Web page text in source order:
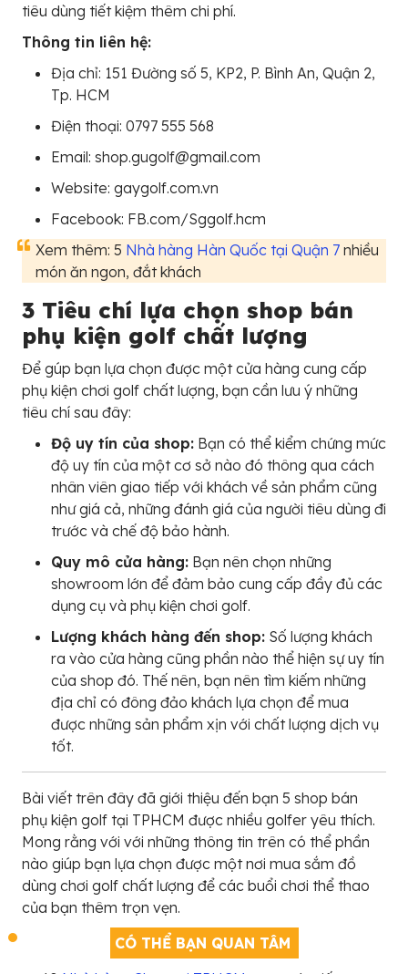
tiêu dùng tiết kiệm thêm chi phí.
Thông tin liên hệ:
Địa chỉ: 151 Đường số 5, KP2, P. Bình An, Quận 2,
Tp. HCM
Điện thoại: 0797 555 568
Email: shop.gugolf@gmail.com
Website: gaygolf.com.vn
Facebook: FB.com/Sggolf.hcm
Xem thêm: 5 Nhà hàng Hàn Quốc tại Quận 7 nhiều
món ăn ngon, đắt khách
3 Tiêu chí lựa chọn shop bán
phụ kiện golf chất lượng
Để gúp bạn lựa chọn được một cửa hàng cung cấp
phụ kiện chơi golf chất lượng, bạn cần lưu ý những
tiêu chí sau đây:
Độ uy tín của shop: Bạn có thể kiểm chứng mức
độ uy tín của một cơ sở nào đó thông qua cách
nhân viên giao tiếp với khách về sản phẩm cũng
như giá cả, những đánh giá của người tiêu dùng đi
trước và chế độ bảo hành.
Quy mô cửa hàng: Bạn nên chọn những
showroom lớn để đảm bảo cung cấp đầy đủ các
dụng cụ và phụ kiện chơi golf.
Lượng khách hàng đến shop: Số lượng khách
ra vào cửa hàng cũng phần nào thể hiện sự uy tín
của shop đó. Thế nên, bạn nên tìm kiếm những
địa chỉ có đông đảo khách lựa chọn để mua
được những sản phẩm xịn với chất lượng dịch vụ
tốt.
Bài viết trên đây đã giới thiệu đến bạn 5 shop bán
phụ kiện golf tại TPHCM được nhiều golfer yêu thích.
Mong rằng với với những thông tin trên có thể phần
nào giúp bạn lựa chọn được một nơi mua sắm đồ
dùng chơi golf chất lượng để các buổi chơi thể thao
của bạn thêm trọn vẹn.
CÓ THỂ BẠN QUAN TÂM